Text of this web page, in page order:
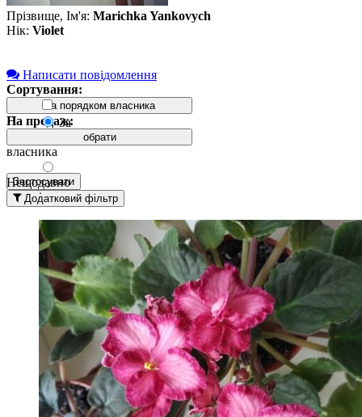
Прізвище, Ім'я: Marichka Yankovych
Нік: Violet
Написати повідомлення
Сортування:
За порядком власника
За
власника
Нещодавно
додані
вгорі
Давно
додані
За
назвою А-
За
назвою Я-
На продаж:
обрати
Лист
Застосувати
Додатковий фільтр